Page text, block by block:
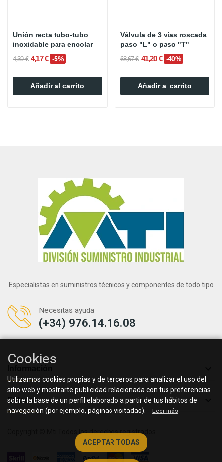
Unión recta tubo-tubo
inoxidable para encolar
4,39 € 4,17 € -5%
Añadir al carrito
Válvula de 3 vías roscada
paso "L" o paso "T"
68,67 € 41,20 € -40%
Añadir al carrito
Especialistas en suministros técnicos y componentes de todo tipo
Necesitas ayuda
(+34) 976.14.16.08
Enlaces
Copyright © Mti Todos los derechos registrados
Cookies
Utilizamos cookies propias y de terceros para analizar el uso del
sitio web y mostrarte publicidad relacionada con tus preferencias
sobre la base de un perfil elaborado a partir de tus hábitos de
navegación (por ejemplo, páginas visitadas).
Leer más
ACEPTAR TODAS